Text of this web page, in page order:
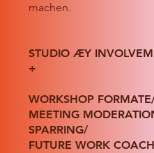
machen.
STUDIO ÆY
+
WORKSHOP
MEETING
SPARRING/
FUTURE WORK